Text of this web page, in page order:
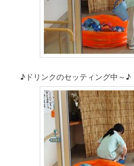
♪ドリンクのセッティング中～♪